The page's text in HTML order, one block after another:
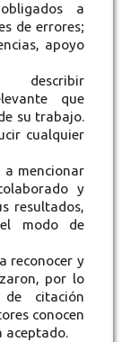
a
de errores;
apoyo
describir
que
su trabajo.
cualquier
a mencionar
y
resultados,
modo de
reconocer y
por lo
citación
conocen
aceptado.